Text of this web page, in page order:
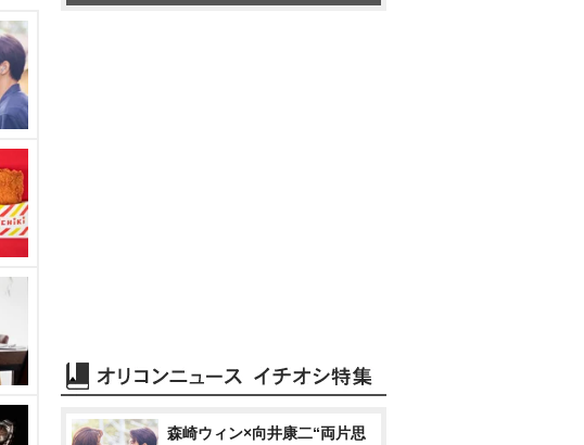
森崎ウィン×向井康二“両片思